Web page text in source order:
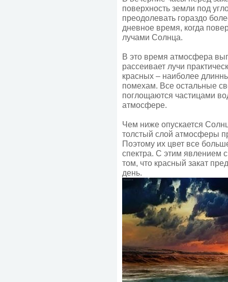
поверхность земли под
преодолевать гораздо
дневное время, когда
лучами Солнца.
В это время атмосфера
рассеивает лучи
красных – наиболее
помехам. Все остальные
поглощаются частицами
атмосфере.
Чем ниже опускается
толстый слой атмосферы
Поэтому их цвет все
спектра. С этим явлением
том, что красный закат
день.